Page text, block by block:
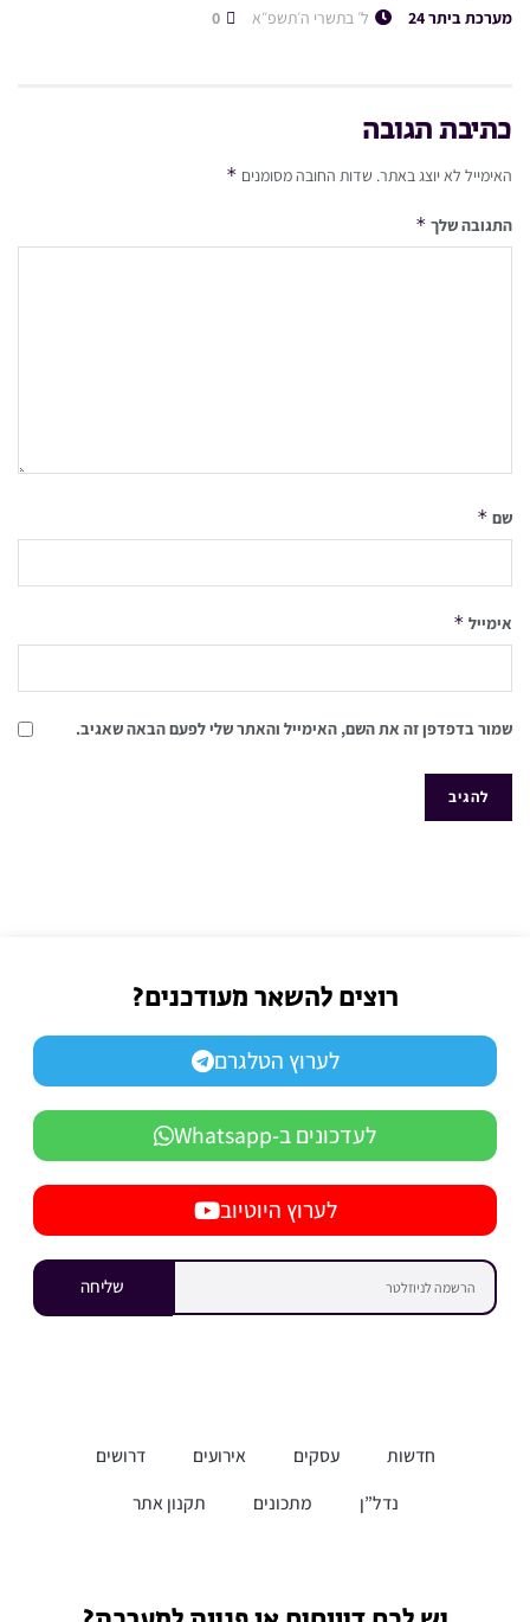
מערכת ביתר 24 ל׳ בתשרי ה׳תשפ״א
כתיבת תגובה
האימייל לא יוצג באתר. שדות החובה מסומנים *
התגובה שלך *
שם *
אימייל *
שמור בדפדפן זה את השם, האימייל והאתר שלי לפעם הבאה שאגיב.
רוצים להשאר מעודכנים?
לערוץ הטלגרם
לעדכונים ב-Whatsapp
לערוץ היוטיוב
שליחה
חדשות עסקים אירועים
דרושים
נדל”ן
מתכונים תקנון אתר